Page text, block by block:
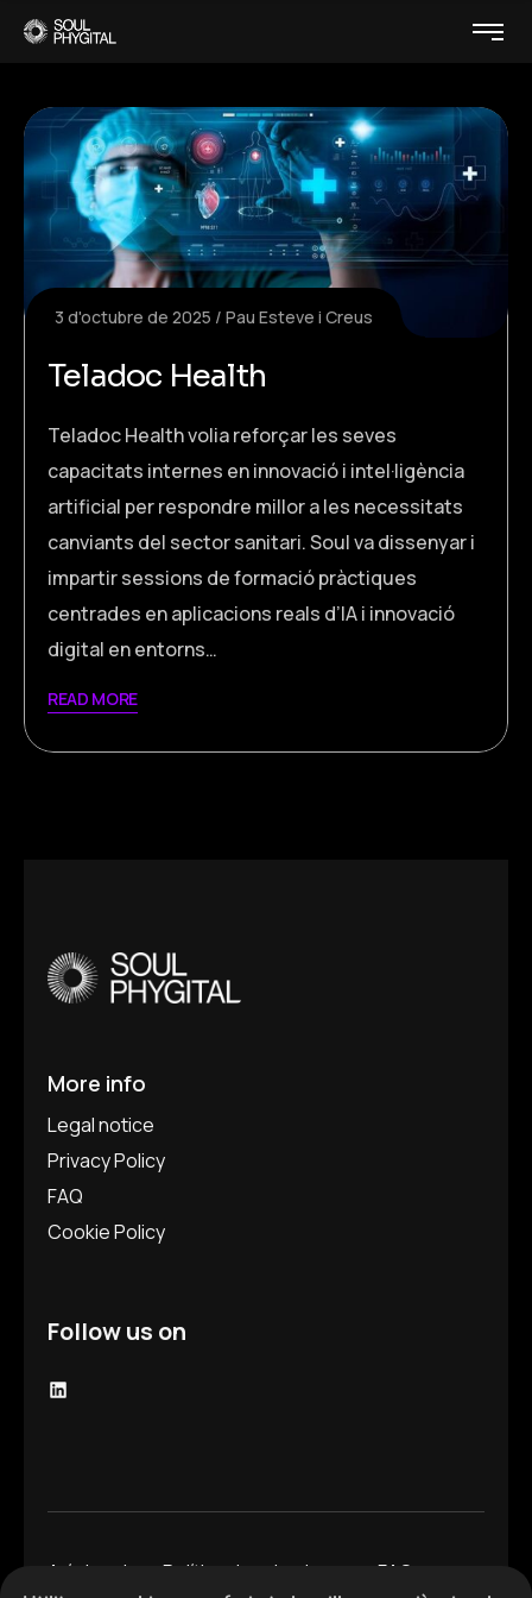
3 d'octubre de 2025 Pau Esteve i Creus
Teladoc Health
Teladoc Health volia reforçar les seves
capacitats internes en innovació i intel·ligència
artificial per respondre millor a les necessitats
canviants del sector sanitari. Soul va dissenyar i
impartir sessions de formació pràctiques
centrades en aplicacions reals d’IA i innovació
digital en entorns…
READ MORE
More info
Legal notice
Privacy Policy
FAQ
Cookie Policy
Follow us on
LinkedIn
Avís legal Política de privadesa
FAQ